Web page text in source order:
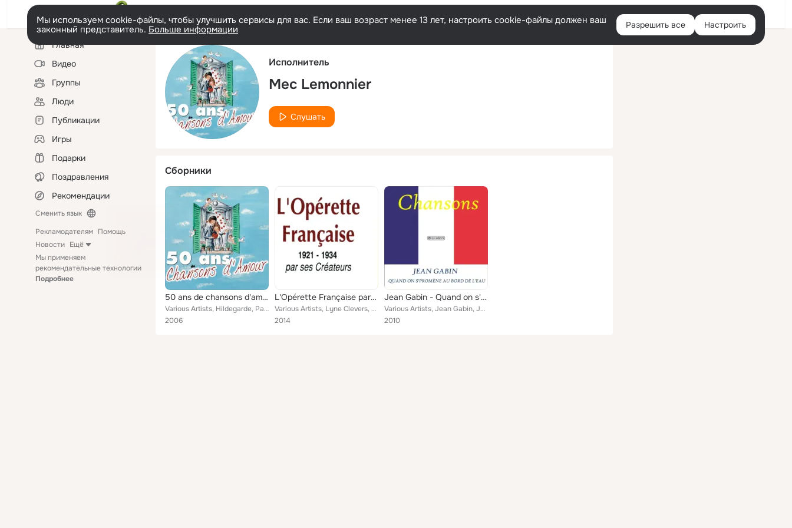
Русский Войти
Мы используем cookie-файлы, чтобы улучшить сервисы для вас. Если ваш возраст менее 13 лет, настроить cookie-файлы должен ваш
законный представитель. Больше информации Разрешить все Настроить
Левая
колонкаГлавная
Видео
Группы
Люди
Публикации
Игры
Подарки
Поздравления
Рекомендации
Сменить язык
Рекламодателям Помощь
Новости Ещё
Мы применяем
рекомендательные технологии
Подробнее
Исполнитель
Mec Lemonnier
Слушать
Сборники
50 ans de chansons d'amour
Various Artists, Hildegarde, Paulette Poupart, Carvey, Yvonne Guillet, Robert Marino, Vorelli, Francie Kernel, Lucien Muratore, ...
2006
L'Opérette Française par ses créateurs (1921-1934)
Various Artists, Lyne Clevers, Maurice Chevalier, Maguy-Warna, Guy Ferrant, Henri Garat, Maguy-Varna, Marcel Carpentier, Meg Lem...
2014
Jean Gabin - Quand on s'promène au bord de l'eau
Various Artists, Jean Gabin, Josseline Gael, Jean Gabin, Mistinguett, Jean Gabin, Gaby Basset, Jean Gabin, Mec Lemonnier, Koval
2010